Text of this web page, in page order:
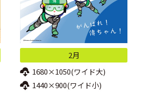
2月
1680×1050(ワイド大)
1440×900(ワイド小)